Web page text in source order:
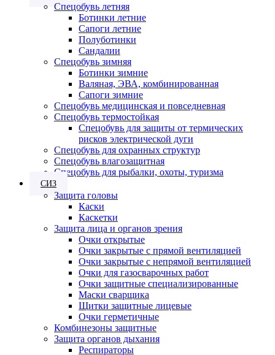
Спецобувь летняя
Ботинки летние
Сапоги летние
Полуботинки
Сандалии
Спецобувь зимняя
Ботинки зимние
Валяная, ЭВА, комбинированная
Сапоги зимние
Спецобувь медицинская и повседневная
Спецобувь термостойкая
Спецобувь для защиты от термических
рисков электрической дуги
Спецобувь для охранных структур
Спецобувь влагозащитная
Спецобувь для рыбалки, охоты, туризма
СИЗ
Защита головы
Каски
Каскетки
Защита лица и органов зрения
Очки открытые
Очки закрытые с прямой вентиляцией
Очки закрытые с непрямой вентиляцией
Очки для газосварочных работ
Очки защитные специализированные
Маски сварщика
Щитки защитные лицевые
Очки герметичные
Комбинезоны защитные
Защита органов дыхания
Респираторы